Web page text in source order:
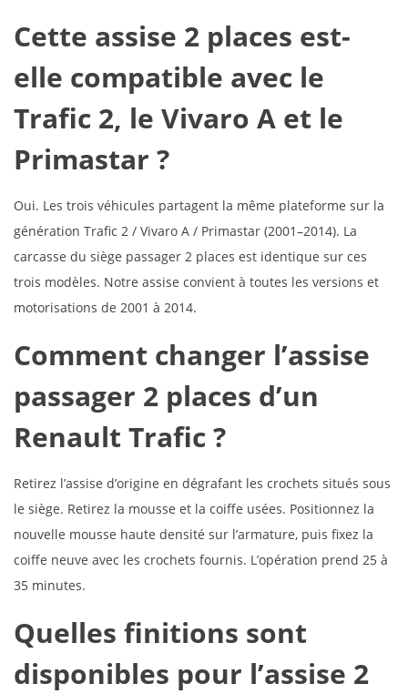
Cette assise 2 places est-
elle compatible avec le
Trafic 2, le Vivaro A et le
Primastar ?
Oui. Les trois véhicules partagent la même plateforme sur la
génération Trafic 2 / Vivaro A / Primastar (2001–2014). La
carcasse du siège passager 2 places est identique sur ces
trois modèles. Notre assise convient à toutes les versions et
motorisations de 2001 à 2014.
Comment changer l’assise
passager 2 places d’un
Renault Trafic ?
Retirez l’assise d’origine en dégrafant les crochets situés sous
le siège. Retirez la mousse et la coiffe usées. Positionnez la
nouvelle mousse haute densité sur l’armature, puis fixez la
coiffe neuve avec les crochets fournis. L’opération prend 25 à
35 minutes.
Quelles finitions sont
disponibles pour l’assise 2